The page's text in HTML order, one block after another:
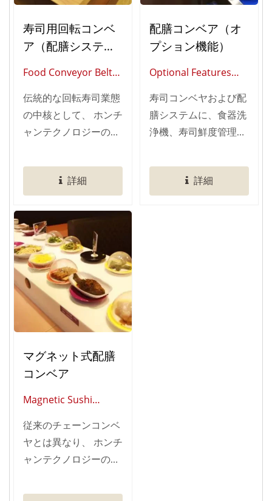
寿司用回転コンベ
ア（配膳システ
Food Conveyor Belt
Smart Restaurant
Automation)
伝統的な回転寿司業態
の中核として、 ホンチ
ャンテクノロジーのク
ンベヤシステムは、 回
転寿司向けに開発され
ソリューションです。
本システムは、各種自
動化モジュールとのシ
ームレスな統合が可能
で、 店舗オーナー様は
運営形態や成長フェー
ズに応じて、 高い柔軟
オートメーションの導
入を行うことができま
ステムは、動作音
75dB以下の静音設計
を実現し、 上質なダイ
ニング環境を維持しま
詳細
配膳コンベア（オ
プション機能）
Optional Features
Smart Restaurant
Automation)
寿司コンベヤおよび配
膳システムに、食器洗
浄機、寿司鮮度管理シ
ステム、給湯システ
ム、寿司皿投入(回収)
詳細
マグネット式配膳
コンベア
Magnetic Sushi
Supplier Of Smart
Restaurant
Automation)
従来のチェーンコンベ
ヤとは異なり、 ホンチ
ャンテクノロジーのマ
は、多様な演出・運用